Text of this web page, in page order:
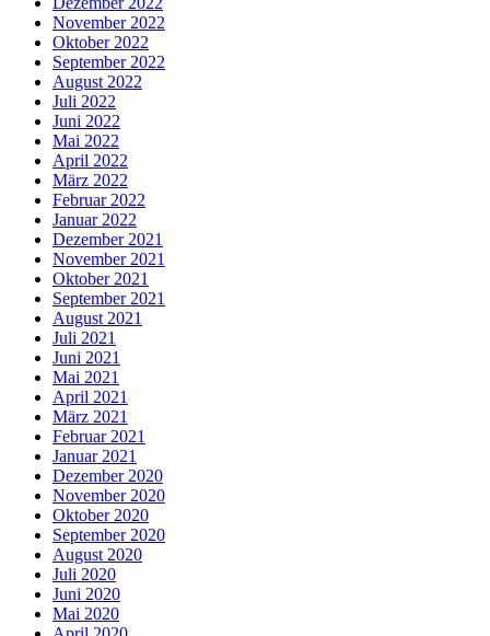
November 2022
Oktober 2022
September 2022
August 2022
Juli 2022
Juni 2022
Mai 2022
April 2022
März 2022
Februar 2022
Januar 2022
Dezember 2021
November 2021
Oktober 2021
September 2021
August 2021
Juli 2021
Juni 2021
Mai 2021
April 2021
März 2021
Februar 2021
Januar 2021
Dezember 2020
November 2020
Oktober 2020
September 2020
August 2020
Juli 2020
Juni 2020
Mai 2020